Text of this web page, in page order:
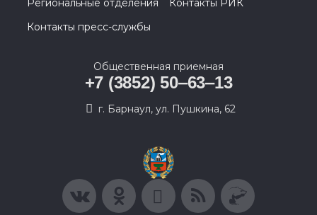
Региональные отделения
Контакты РИК
Контакты пресс-службы
Общественная приемная
+7 (3852) 50‒63‒13
г. Барнаул, ул. Пушкина, 62